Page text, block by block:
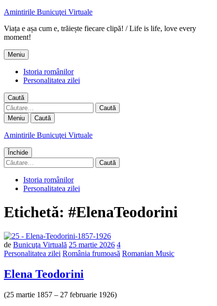
Amintirile Bunicuţei Virtuale
Viața e așa cum e, trăiește fiecare clipă! / Life is life, love every
moment!
Meniu
Istoria românilor
Personalitatea zilei
Caută
Caută
după:
Meniu Caută
Amintirile Bunicuţei Virtuale
Închide
Caută
după:
Istoria românilor
Personalitatea zilei
Etichetă: #ElenaTeodorini
de Bunicuţa Virtuală 25 martie 2026 4
Personalitatea zilei România frumoasă Romanian Music
Elena Teodorini
(25 martie 1857 – 27 februarie 1926)